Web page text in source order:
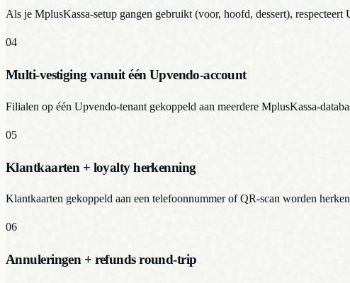
Als je MplusKassa-setup gangen gebruikt (voor, hoofd, dessert),
04
Multi-vestiging vanuit één Upvendo-account
Filialen op één Upvendo-tenant gekoppeld aan meerdere MplusKassa-
05
Klantkaarten + loyalty herkenning
Klantkaarten gekoppeld aan een telefoonnummer of QR-scan worden
06
Annuleringen + refunds round-trip